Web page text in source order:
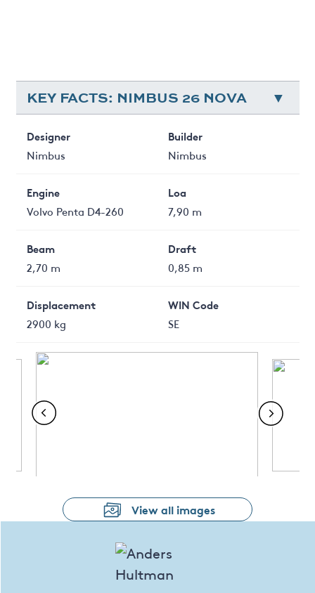
KEY FACTS: NIMBUS 26 NOVA
Designer
Nimbus
Builder
Nimbus
Engine
Volvo Penta D4-260
Loa
7,90 m
Beam
2,70 m
Draft
0,85 m
Displacement
2900 kg
WIN Code
SE
View all images